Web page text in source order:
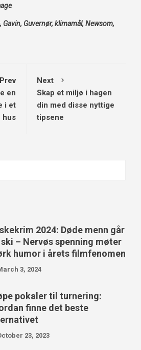
, Gavin, Guvernør, klimamål, Newsom,
Prev
en
i et
hus
Next
Skap et miljø i hagen
din med disse nyttige
tipsene
2024: Døde menn går
ski – Nervøs spenning møter
humor i årets filmfenomen
3, 2024
pokaler til turnering:
finne det beste
23, 2023